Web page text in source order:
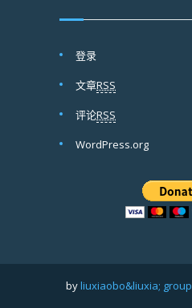
登录
文章RSS
评论RSS
WordPress.org
byliuxiaobo&liuxia; group